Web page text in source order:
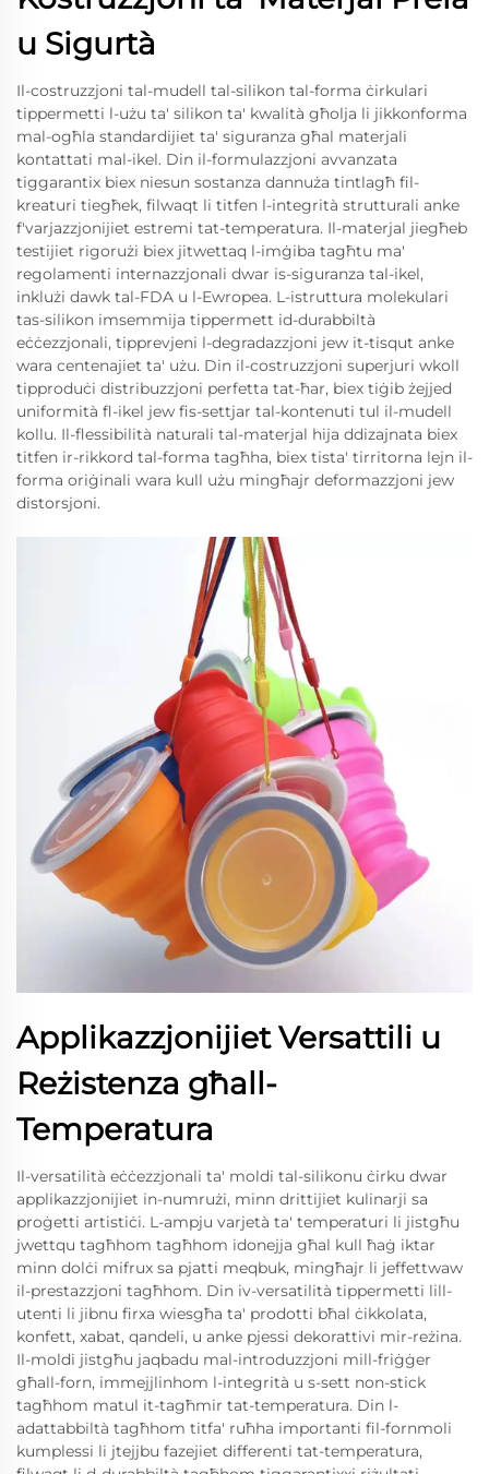
u Sigurtà
Il-costruzzjoni tal-mudell tal-silikon tal-forma ċirkulari
tippermetti l-użu ta' silikon ta' kwalità għolja li jikkonforma
mal-ogħla standardijiet ta' siguranza għal materjali
kontattati mal-ikel. Din il-formulazzjoni avvanzata
tiggarantix biex niesun sostanza dannuża tintlagħ fil-
kreaturi tiegħek, filwaqt li titfen l-integrità strutturali anke
f'varjazzjonijiet estremi tat-temperatura. Il-materjal jiegħeb
testijiet rigorużi biex jitwettaq l-imġiba tagħtu ma'
regolamenti internazzjonali dwar is-siguranza tal-ikel,
inklużi dawk tal-FDA u l-Ewropea. L-istruttura molekulari
tas-silikon imsemmija tippermett id-durabbiltà
eċċezzjonali, tipprevjeni l-degradazzjoni jew it-tisqut anke
wara centenajiet ta' użu. Din il-costruzzjoni superjuri wkoll
tipproduċi distribuzzjoni perfetta tat-ħar, biex tiġib żejjed
uniformità fl-ikel jew fis-settjar tal-kontenuti tul il-mudell
kollu. Il-flessibilità naturali tal-materjal hija ddizajnata biex
titfen ir-rikkord tal-forma tagħha, biex tista' tirritorna lejn il-
forma oriġinali wara kull użu mingħajr deformazzjoni jew
distorsjoni.
Applikazzjonijiet Versattili u
Reżistenza għall-
Temperatura
Il-versatilità eċċezzjonali ta' moldi tal-silikonu ċirku dwar
applikazzjonijiet in-numrużi, minn drittijiet kulinarji sa
proġetti artistiċi. L-ampju varjetà ta' temperaturi li jistgħu
jwettqu tagħhom tagħhom idonejja għal kull ħaġ iktar
minn dolċi mifrux sa pjatti meqbuk, mingħajr li jeffettwaw
il-prestazzjoni tagħhom. Din iv-versatilità tippermetti lill-
utenti li jibnu firxa wiesgħa ta' prodotti bħal ċikkolata,
konfett, xabat, qandeli, u anke pjessi dekorattivi mir-reżina.
Il-moldi jistgħu jaqbadu mal-introduzzjoni mill-friġġer
għall-forn, immejjlinhom l-integrità u s-sett non-stick
tagħhom matul it-tagħmir tat-temperatura. Din l-
adattabbiltà tagħhom titfa' ruħha importanti fil-fornmoli
kumplessi li jtejjbu fazejiet differenti tat-temperatura,